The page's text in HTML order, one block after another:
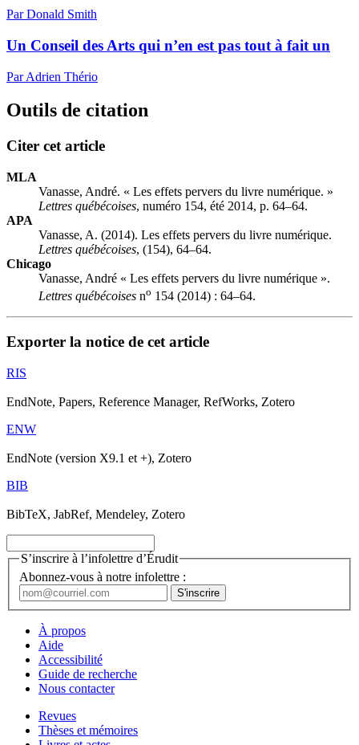
Par Donald Smith
Un Conseil des Arts qui n’en est pas tout à fait un
Par Adrien Thério
Outils de citation
Citer cet article
MLA
Vanasse, André. « Les effets pervers du livre numérique. »
Lettres québécoises, numéro 154, été 2014, p. 64–64.
APA
Vanasse, A. (2014). Les effets pervers du livre numérique.
Lettres québécoises, (154), 64–64.
Chicago
Vanasse, André « Les effets pervers du livre numérique ».
Lettres québécoises no 154 (2014) : 64–64.
Exporter la notice de cet article
RIS
EndNote, Papers, Reference Manager, RefWorks, Zotero
ENW
EndNote (version X9.1 et +), Zotero
BIB
BibTeX, JabRef, Mendeley, Zotero
S’inscrire à l’infolettre d’Érudit
Abonnez-vous à notre infolettre :
À propos
Aide
Accessibilité
Guide de recherche
Nous contacter
Revues
Thèses et mémoires